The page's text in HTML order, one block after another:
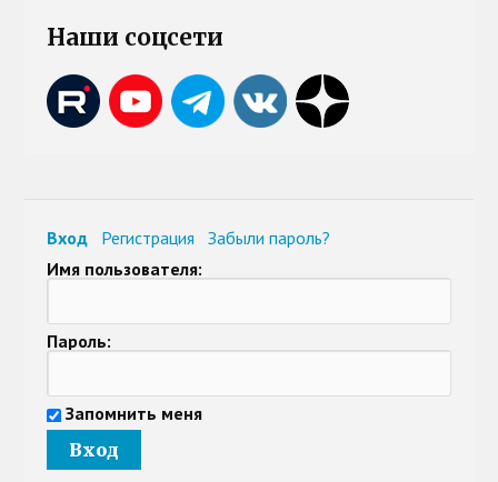
Наши соцсети
Вход Регистрация
Забыли пароль?
Имя пользователя:
Пароль:
Запомнить меня